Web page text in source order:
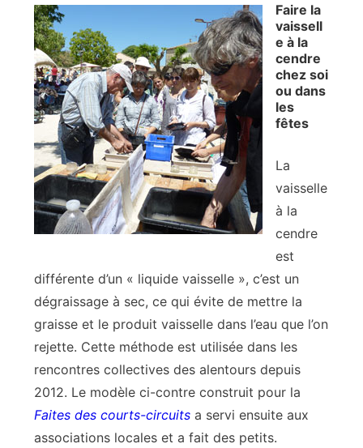
Faire la
vaissell
e à la
cendre
chez soi
ou dans
les
fêtes
La
vaisselle
à la
cendre
est
différente d’un « liquide vaisselle », c’est un
dégraissage à sec, ce qui évite de mettre la
graisse et le produit vaisselle dans l’eau que l’on
rejette. Cette méthode est utilisée dans les
rencontres collectives des alentours depuis
2012. Le modèle ci-contre construit pour la
Faites des courts-circuits a servi ensuite aux
associations locales et a fait des petits.